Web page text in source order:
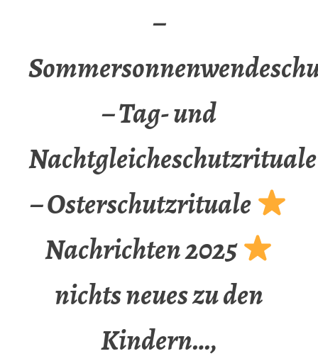
–
– Tag- und
Nachtgleicheschutzrituale
– Osterschutzrituale
Nachrichten 2025
nichts neues zu den
Kindern…,